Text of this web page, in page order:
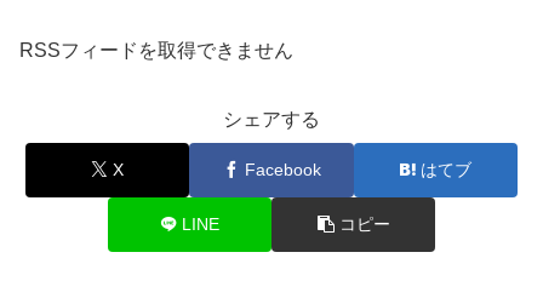
RSSフィードを取得できません
シェアする
X Facebook はてブ
LINE コピー